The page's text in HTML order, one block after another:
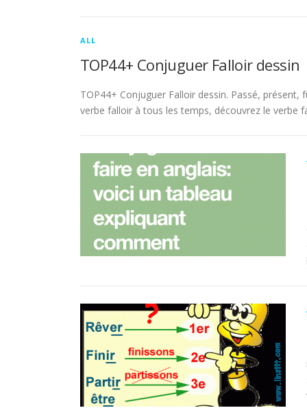
ALL
TOP44+ Conjuguer Falloir dessin
TOP44+ Conjuguer Falloir dessin. Passé,
verbe falloir à tous les temps, découvrez le verbe